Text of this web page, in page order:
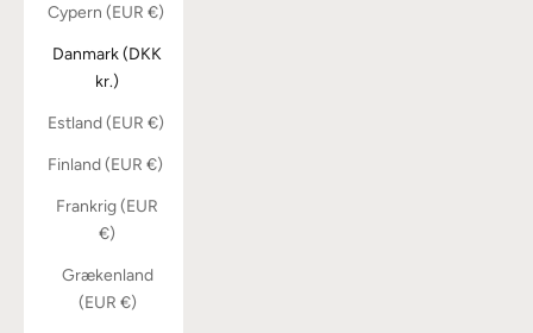
Cypern (EUR €)
Danmark (DKK
kr.)
Estland (EUR €)
Finland (EUR €)
Frankrig (EUR
€)
Grækenland
(EUR €)